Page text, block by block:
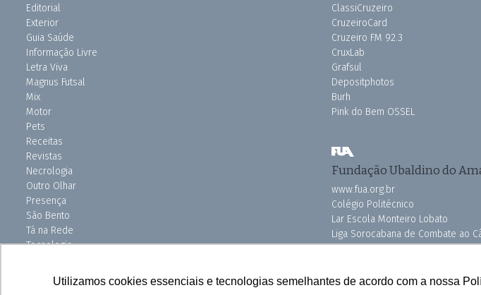
Utilizamos cookies essenciais e tecnologias semelhantes de acordo com a nossa
Editorial
Exterior
Guia Saúde
Informação Livre
Letra Viva
Magnus Futsal
Mix
Motor
Pets
Receitas
Revistas
Necrologia
Outro Olhar
Presença
São Bento
Tá na Rede
Tecnologia
Uniso Ciência
ClassiCruzeiro
CruzeiroCard
Cruzeiro FM 92.3
CruxLab
Grafsul
Depositphotos
Burh
Pink do Bem OSSEL
Fundação Ubaldino do
www.fua.org.br
Colégio Politécnico
Lar Escola Monteiro Lobato
Liga Sorocabana de Combate ao
Vila dos Velhinhos